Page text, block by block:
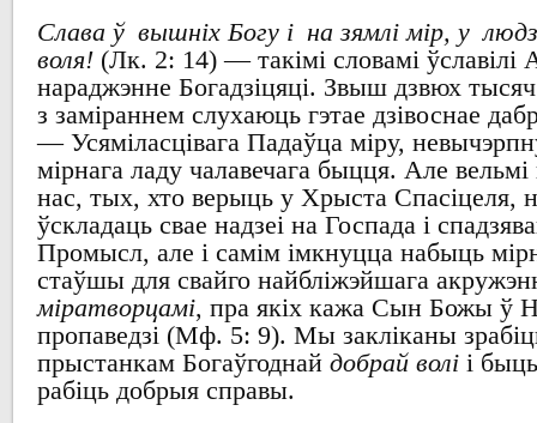
Слава ў вышніх Богу і на зямлі мір, у
воля! (Лк. 2: 14) —такімі словамі ўславілі
нараджэнне Богадзіцяці. Звыш дзвюх
з заміраннем слухаюць гэтае дзівоснае
—Усяміласцівага Падаўца міру,
мірнага ладу чалавечага быцця.Але вельмі
нас,тых, хто верыць у Хрыста Спасіцеля,
ўскладаць свае надзеі на Госпада і
Промысл,але і самім імкнуцца набыць
стаўшы для свайго найбліжэйшага
міратворцамі,пра якіх кажа Сын Божы ў
пропаведзі (Мф. 5: 9). Мызакліканы
прыстанкам Богаўгоднайдобрай волі і
рабіць добрыя справы.